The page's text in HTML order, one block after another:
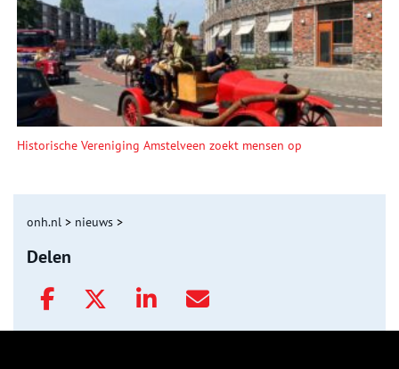
Historische Vereniging Amstelveen zoekt mensen op
onh.nl > nieuws >
Delen